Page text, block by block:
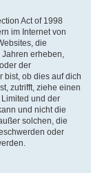
Act of 1998
im Internet von
die
erheben,
der
bist, ob dies auf dich
zutrifft, ziehe einen
und der
und nicht die
solchen, die
oder